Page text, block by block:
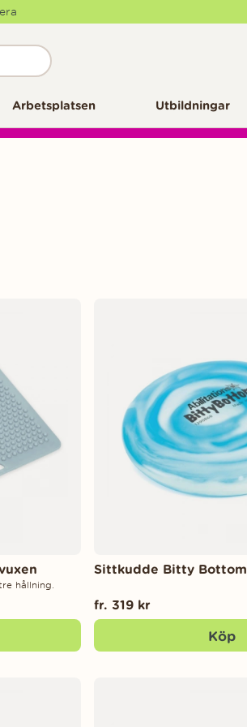
Arbetsplatsen Utbildningar
hållning.
Sittkudde Bitty Bottom
fr. 319 kr
Köp